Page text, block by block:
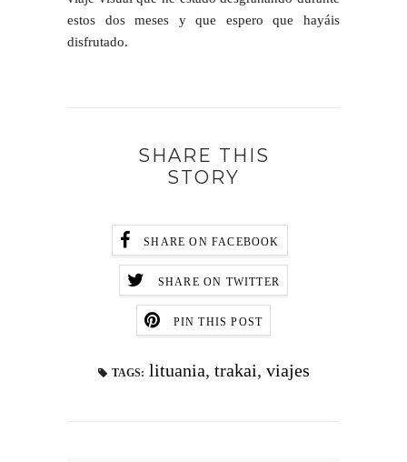
estos dos meses y que espero que hayáis
disfrutado.
SHARE THIS
STORY
SHARE ON FACEBOOK
SHARE ON TWITTER
PIN THIS POST
TAGS: lituania, trakai, viajes